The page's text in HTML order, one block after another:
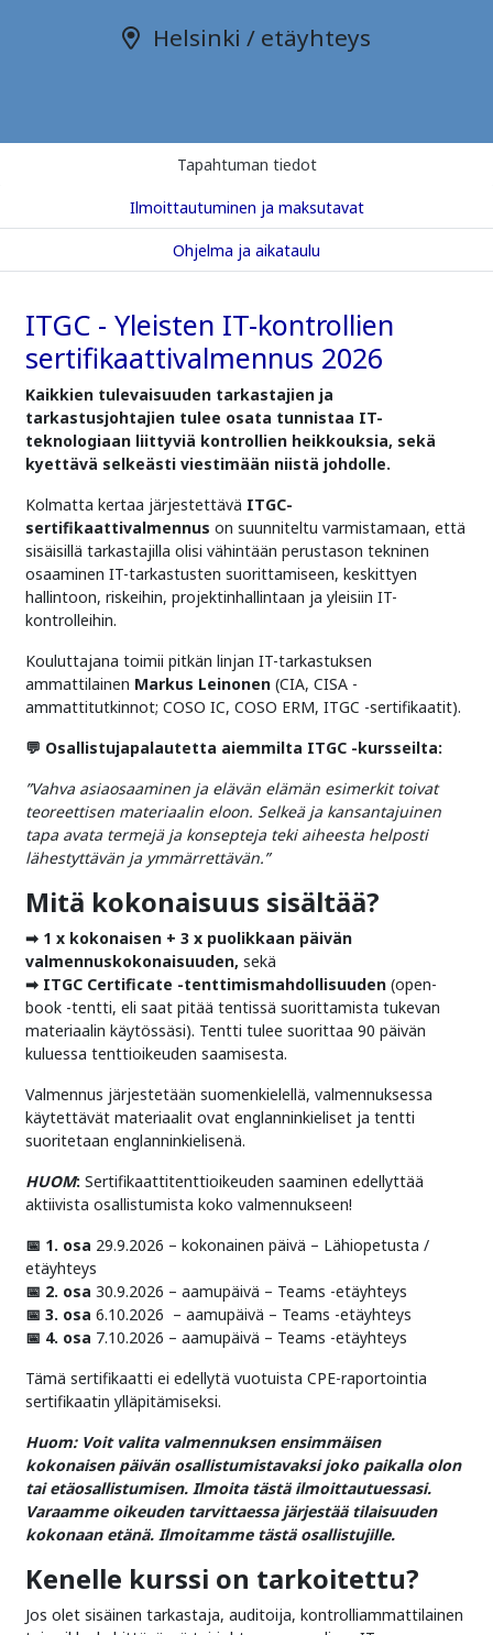
Helsinki / etäyhteys
Tapahtuman tiedot
Ilmoittautuminen ja maksutavat
Ohjelma ja aikataulu
ITGC - Yleisten IT-kontrollien
sertifikaattivalmennus 2026
Kaikkien tulevaisuuden tarkastajien ja
tarkastusjohtajien tulee osata tunnistaa IT-
teknologiaan liittyviä kontrollien heikkouksia, sekä
kyettävä selkeästi viestimään niistä johdolle.
Kolmatta kertaa järjestettävä ITGC-
sertifikaattivalmennus on suunniteltu varmistamaan, että
sisäisillä tarkastajilla olisi vähintään perustason tekninen
osaaminen IT-tarkastusten suorittamiseen, keskittyen
hallintoon, riskeihin, projektinhallintaan ja yleisiin IT-
kontrolleihin.
Kouluttajana toimii pitkän linjan IT-tarkastuksen
ammattilainen Markus Leinonen (CIA, CISA -
ammattitutkinnot; COSO IC, COSO ERM, ITGC -sertifikaatit).
💬 Osallistujapalautetta aiemmilta ITGC -kursseilta:
”Vahva asiaosaaminen ja elävän elämän esimerkit toivat
teoreettisen materiaalin eloon. Selkeä ja kansantajuinen
tapa avata termejä ja konsepteja teki aiheesta helposti
lähestyttävän ja ymmärrettävän.”
Mitä kokonaisuus sisältää?
➡ 1 x kokonaisen + 3 x puolikkaan päivän
valmennuskokonaisuuden, sekä
➡ ITGC Certificate -tenttimismahdollisuuden (open-
book -tentti, eli saat pitää tentissä suorittamista tukevan
materiaalin käytössäsi). Tentti tulee suorittaa 90 päivän
kuluessa tenttioikeuden saamisesta.
Valmennus järjestetään suomenkielellä, valmennuksessa
käytettävät materiaalit ovat englanninkieliset ja tentti
suoritetaan englanninkielisenä.
HUOM: Sertifikaattitenttioikeuden saaminen edellyttää
aktiivista osallistumista koko valmennukseen!
📅 1. osa 29.9.2026 – kokonainen päivä – Lähiopetusta /
etäyhteys
📅 2. osa 30.9.2026 – aamupäivä – Teams -etäyhteys
📅 3. osa 6.10.2026 – aamupäivä – Teams -etäyhteys
📅 4. osa 7.10.2026 – aamupäivä – Teams -etäyhteys
Tämä sertifikaatti ei edellytä vuotuista CPE-raportointia
sertifikaatin ylläpitämiseksi.
Huom: Voit valita valmennuksen ensimmäisen
kokonaisen päivän osallistumistavaksi joko paikalla olon
tai etäosallistumisen. Ilmoita tästä ilmoittautuessasi.
Varaamme oikeuden tarvittaessa järjestää tilaisuuden
kokonaan etänä. Ilmoitamme tästä osallistujille.
Kenelle kurssi on tarkoitettu?
Jos olet sisäinen tarkastaja, auditoija, kontrolliammattilainen